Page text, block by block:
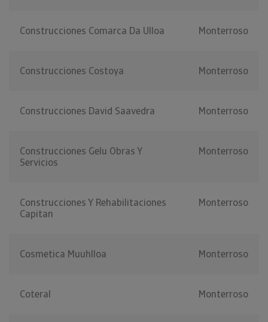
Construcciones Comarca Da Ulloa Monterroso
Construcciones Costoya Monterroso
Construcciones David Saavedra Monterroso
Construcciones Gelu Obras Y
Servicios
Monterroso
Construcciones Y Rehabilitaciones
Capitan
Monterroso
Cosmetica Muuhlloa Monterroso
Coteral Monterroso